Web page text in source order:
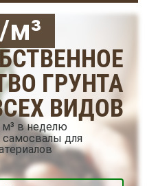
м³
ГРУНТА
ВИДОВ
в неделю
для